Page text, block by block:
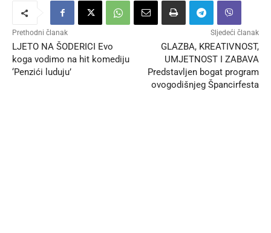
Prethodni članak
LJETO NA ŠODERICI Evo
koga vodimo na hit komediju
‘Penzići luduju’
Sljedeći članak
GLAZBA, KREATIVNOST,
UMJETNOST I ZABAVA
Predstavljen bogat program
ovogodišnjeg Špancirfesta